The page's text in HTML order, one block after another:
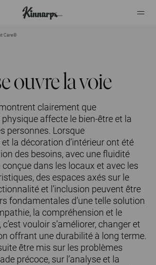
Care®
ouvre la voie
clairement que
physique affecte le bien-être et la
personnes. Lorsque
et la décoration d’intérieur ont été
des besoins, avec une fluidité
conçue dans les locaux et avec les
des espaces axés sur le
et l’inclusion peuvent être
fondamentales d’une telle solution
la compréhension et le
vouloir s’améliorer, changer et
offrant une durabilité à long terme.
être mis sur les problèmes
précoce, sur l’analyse et la